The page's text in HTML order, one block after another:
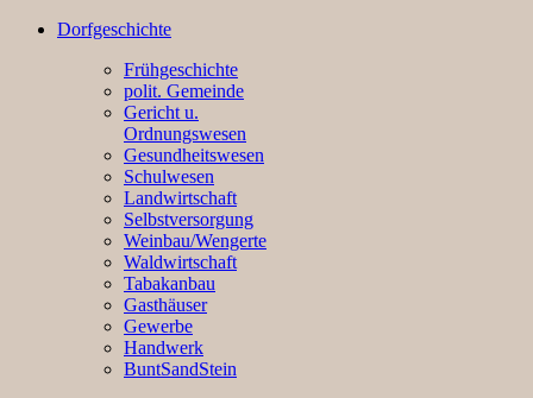
Dorfgeschichte
Frühgeschichte
polit. Gemeinde
Gericht u.
Ordnungswesen
Gesundheitswesen
Schulwesen
Landwirtschaft
Selbstversorgung
Weinbau/Wengerte
Waldwirtschaft
Tabakanbau
Gasthäuser
Gewerbe
Handwerk
BuntSandStein